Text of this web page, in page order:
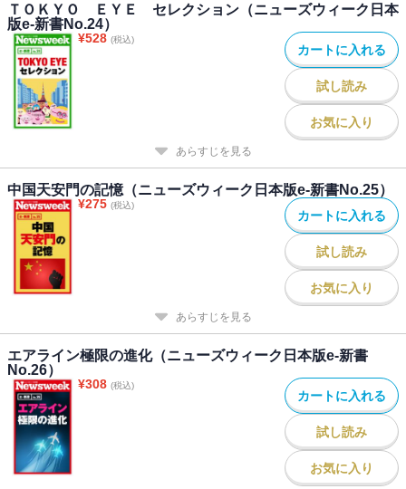
ＴＯＫＹＯ ＥＹＥ セレクション（ニューズウィーク日本
版e-新書No.24）
¥528 (税込)
カートに入れる
試し読み
お気に入り
あらすじを見る
中国天安門の記憶（ニューズウィーク日本版e-新書No.25）
¥275 (税込)
カートに入れる
試し読み
お気に入り
あらすじを見る
エアライン極限の進化（ニューズウィーク日本版e-新書
No.26）
¥308 (税込)
カートに入れる
試し読み
お気に入り